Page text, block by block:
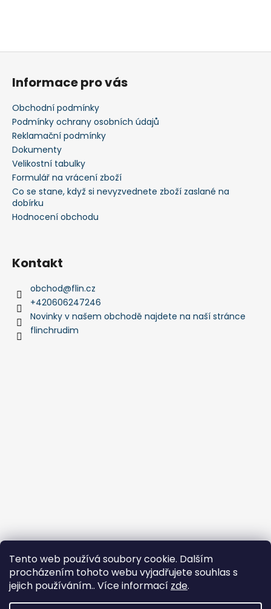
Tento web používá soubory cookie. Dalším
procházením tohoto webu vyjadřujete souhlas s
jejich používáním.. Více informací zde.
Z
Informace pro vás
Obchodní podmínky
Podmínky ochrany osobních údajů
Reklamační podmínky
Dokumenty
Velikostní tabulky
Formulář na vrácení zboží
Co se stane, když si nevyzvednete zboží zaslané na
dobírku
Hodnocení obchodu
Kontakt
obchod@flin.cz
+420606247246
Novinky v našem obchodě najdete na naší stránce
flinchrudim
Flin Sport